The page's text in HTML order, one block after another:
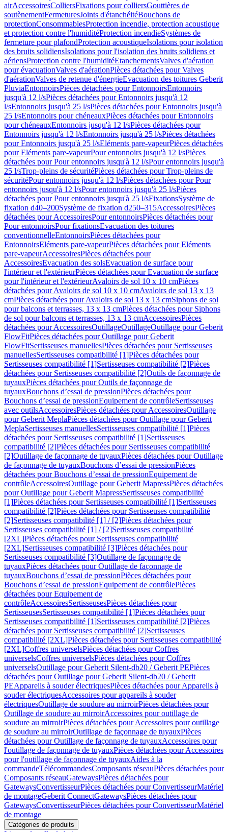
airAccessoiresColliersFixations pour colliersGouttières de
soutènementFermeturesJoints d'étanchéitéBouchons de
protectionConsommablesProtection incendie, protection acoustique
et protection contre l'humiditéProtection incendieSystèmes de
fermeture pour plafondProtection acoustiqueIsolations pour isolation
des bruits solidiensIsolations pour l'isolation des bruits solidiens et
aériensProtection contre l'humiditéEtanchementsValves d'aération
pour évacuationValves d'aérationPièces détachées pour Valves
d'aérationValves de retenue d'énergieEvacuation des toitures Geberit
PluviaEntonnoirsPièces détachées pour EntonnoirsEntonnoirs
jusqu'à 12 l/sPièces détachées pour Entonnoirs jusqu'à 12
l/sEntonnoirs jusqu'à 25 l/sPièces détachées pour Entonnoirs jusqu'à
25 l/sEntonnoirs pour chéneauxPièces détachées pour Entonnoirs
pour chéneauxEntonnoirs jusqu'à 12 l/sPièces détachées pour
Entonnoirs jusqu'à 12 l/sEntonnoirs jusqu'à 25 l/sPièces détachées
pour Entonnoirs jusqu'à 25 l/sEléments pare-vapeurPièces détachées
pour Eléments pare-vapeurPour entonnoirs jusqu'à 12 l/sPièces
détachées pour Pour entonnoirs jusqu'à 12 l/sPour entonnoirs jusqu'à
25 l/sTrop-pleins de sécuritéPièces détachées pour Trop-pleins de
sécuritéPour entonnoirs jusqu'à 12 l/sPièces détachées pour Pour
entonnoirs jusqu'à 12 l/sPour entonnoirs jusqu'à 25 l/sPièces
détachées pour Pour entonnoirs jusqu'à 25 l/sFixationsSystème de
fixation d40–200Système de fixation d250–315AccessoiresPièces
détachées pour AccessoiresPour entonnoirsPièces détachées pour
Pour entonnoirsPour fixationsEvacuation des toitures
conventionnelleEntonnoirsPièces détachées pour
EntonnoirsEléments pare-vapeurPièces détachées pour Eléments
pare-vapeurAccessoiresPièces détachées pour
AccessoiresEvacuation des solsEvacuation de surface pour
l'intérieur et l'extérieurPièces détachées pour Evacuation de surface
pour l'intérieur et l'extérieurAvaloirs de sol 10 x 10 cmPièces
détachées pour Avaloirs de sol 10 x 10 cmAvaloirs de sol 13 x 13
cmPièces détachées pour Avaloirs de sol 13 x 13 cmSiphons de sol
pour balcons et terrasses, 13 x 13 cmPièces détachées pour Siphons
de sol pour balcons et terrasses, 13 x 13 cmAccessoiresPièces
détachées pour AccessoiresOutillageOutillageOutillage pour Geberit
FlowFitPièces détachées pour Outillage pour Geberit
FlowFitSertisseuses manuellesPièces détachées pour Sertisseuses
manuellesSertisseuses compatibilité [1]Pièces détachées pour
Sertisseuses compatibilité [1]Sertisseuses compatibilité [2]Pièces
détachées pour Sertisseuses compatibilité [2]Outils de façonnage de
tuyauxPièces détachées pour Outils de façonnage de
tuyauxBouchons d’essai de pressionPièces détachées pour
Bouchons d’essai de pressionEquipement de contrôleSertisseuses
avec outilsAccessoiresPièces détachées pour AccessoiresOutillage
pour Geberit MeplaPièces détachées pour Outillage pour Geberit
MeplaSertisseuses manuellesSertisseuses compatibilité [1]Pièces
détachées pour Sertisseuses compatibilité [1]Sertisseuses
compatibilité [2]Pièces détachées pour Sertisseuses compatibilité
[2]Outillage de façonnage de tuyauxPièces détachées pour Outillage
de façonnage de tuyauxBouchons d’essai de pressionPièces
détachées pour Bouchons d’essai de pressionEquipement de
contrôleAccessoiresOutillage pour Geberit MapressPièces détachées
pour Outillage pour Geberit MapressSertisseuses compatibilité
[1]Pièces détachées pour Sertisseuses compatibilité [1]Sertisseuses
compatibilité [2]Pièces détachées pour Sertisseuses compatibilité
[2]Sertisseuses compatibilité [1] / [2]Pièces détachées pour
Sertisseuses compatibilité [1] / [2]Sertisseuses compatibilité
[2XL]Pièces détachées pour Sertisseuses compatibilité
[2XL]Sertisseuses compatibilité [3]Pièces détachées pour
Sertisseuses compatibilité [3]Outillage de façonnage de
tuyauxPièces détachées pour Outillage de façonnage de
tuyauxBouchons d’essai de pressionPièces détachées pour
Bouchons d’essai de pressionEquipement de contrôlePièces
détachées pour Equipement de
contrôleAccessoiresSertisseusesPièces détachées pour
SertisseusesSertisseuses compatibilité [1]Pièces détachées pour
Sertisseuses compatibilité [1]Sertisseuses compatibilité [2]Pièces
détachées pour Sertisseuses compatibilité [2]Sertisseuses
compatibilité [2XL]Pièces détachées pour Sertisseuses compatibilité
[2XL]Coffres universelsPièces détachées pour Coffres
universelsCoffres universelsPièces détachées pour Coffres
universelsOutillage pour Geberit Silent-db20 / Geberit PEPièces
détachées pour Outillage pour Geberit Silent-db20 / Geberit
PEAppareils à souder électriquesPièces détachées pour Appareils à
souder électriquesAccessoires pour appareils à souder
électriquesOutillage de soudure au mirroirPièces détachées pour
Outillage de soudure au mirroirAccessoires pour outillage de
soudure au mirroirPièces détachées pour Accessoires pour outillage
de soudure au mirroirOutillage de façonnage de tuyauxPièces
détachées pour Outillage de façonnage de tuyauxAccessoires pour
l'outillage de façonnage de tuyauxPièces détachées pour Accessoires
pour l'outillage de façonnage de tuyauxAides à la
commandeTélécommandesComposants réseauPièces détachées pour
Composants réseauGatewaysPièces détachées pour
GatewaysConvertisseurPièces détachées pour ConvertisseurMatériel
de montageGeberit ConnectGatewaysPièces détachées pour
GatewaysConvertisseurPièces détachées pour ConvertisseurMatériel
de montage
Catégories de produits